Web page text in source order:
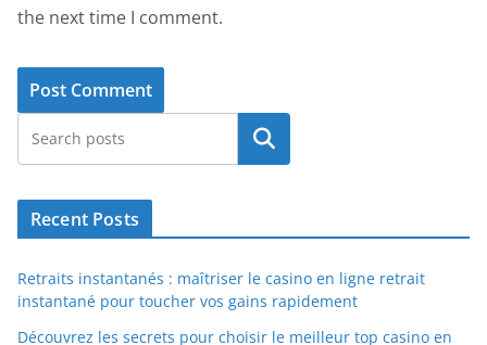
the next time I comment.
Search
Recent Posts
Retraits instantanés : maîtriser le casino en ligne retrait
instantané pour toucher vos gains rapidement
Découvrez les secrets pour choisir le meilleur top casino en